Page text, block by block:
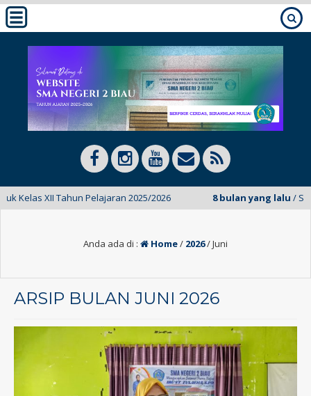
Pelajaran 2025/2026 8 bulan yang lalu/ SMAN 2 BIAU
Anda ada di : Home/ 2026/Juni
ARSIP BULAN JUNI 2026